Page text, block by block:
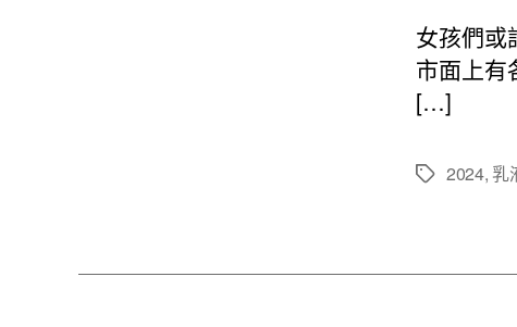
女孩們或
市面上有
[…]
標 2024, 乳